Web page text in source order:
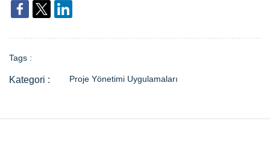
Tags :
Proje Yönetimi Uygulamaları